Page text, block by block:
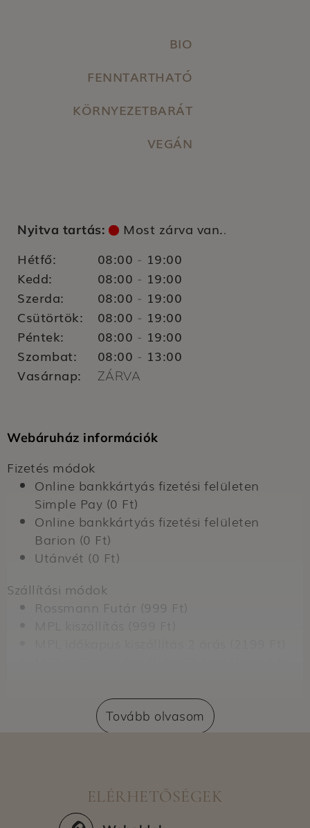
BIO
FENNTARTHATÓ
KÖRNYEZETBARÁT
VEGÁN
Nyitva tartás: Most zárva van..
Hétfő: 08:00 - 19:00
Kedd:
08:00 - 19:00
Szerda:
08:00 - 19:00
Csütörtök:
08:00 - 19:00
Péntek:
08:00 - 19:00
Szombat:
08:00 - 13:00
Vasárnap:
ZÁRVA
Webáruház információk
Fizetés módok
Online bankkártyás fizetési felületen
Simple Pay (0 Ft)
Online bankkártyás fizetési felületen
Barion (0 Ft)
Utánvét (0 Ft)
Szállítási módok
Rossmann Futár (999 Ft)
Személyes átvétel MPL csomagautomata
PostaPont (799 Ft)
Személyes átvétel GLS CsomagPont (799
Tovább olvasom
ELÉRHETŐSÉGEK